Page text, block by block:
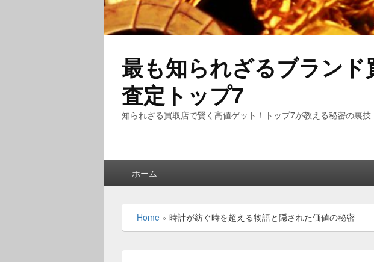
最も知られざるブラン
査定トップ7
知られざる買取店で賢く高値ゲット！トップ7が教える秘密の裏技
ホーム
Home » 時計が紡ぐ時を超える物語と隠された価値の秘密